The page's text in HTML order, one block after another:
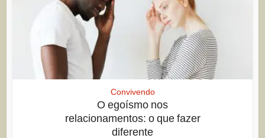
Convivendo
O egoísmo nos
relacionamentos: o que fazer
diferente